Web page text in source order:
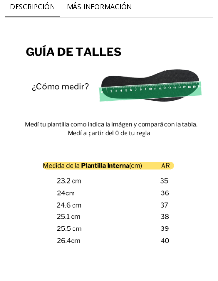
DESCRIPCIÓN MÁS INFORMACIÓN